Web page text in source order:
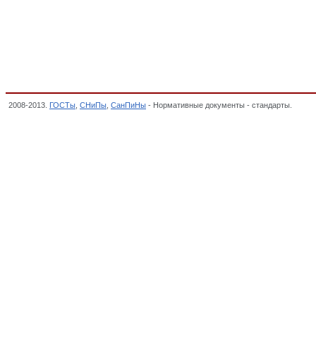
2008-2013. ГОСТы СНиПы СанПиНы - Нормативные документы - стандарты.